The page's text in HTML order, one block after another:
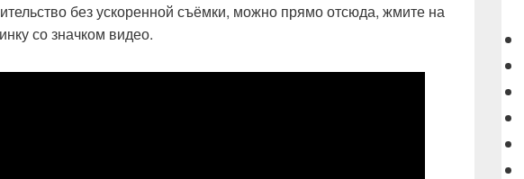
без ускоренной съёмки, можно прямо отсюда, жмите на
со значком видео.